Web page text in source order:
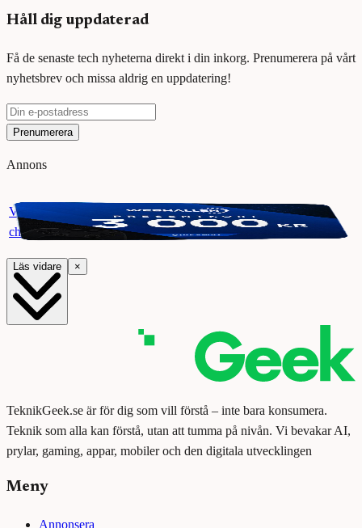
Håll dig uppdaterad
Få de senaste tech nyheterna direkt i din inkorg. Prenumerera på vårt
nyhetsbrev och missa aldrig en uppdatering!
Prenumerera
Annons
Vinn ett presentkort på Webhallen. Delta i vår giveaway för
chansen att vinna 3000 kr.
Läs vidare ×
TeknikGeek.se är för dig som vill förstå – inte bara konsumera.
Teknik som alla kan förstå, utan att tumma på nivån. Vi bevakar AI,
prylar, gaming, appar, mobiler och den digitala utvecklingen
Meny
Annonsera